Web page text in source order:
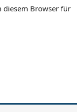
diesem Browser für